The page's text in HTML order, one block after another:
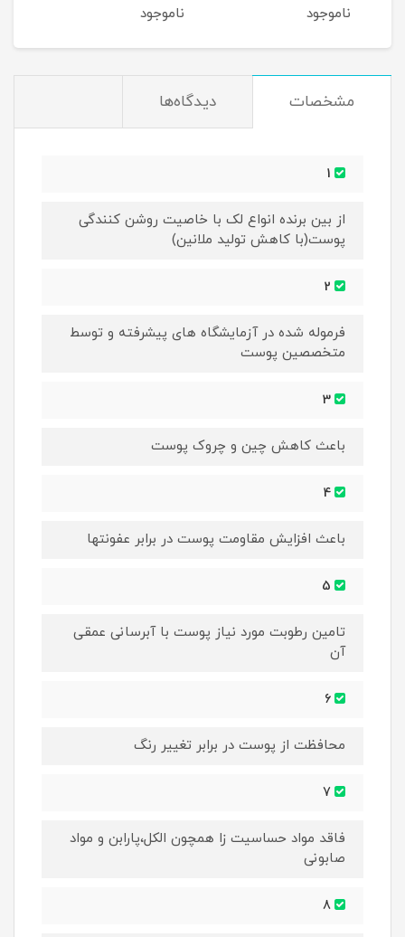
خشک حجم 250ML
ناموجود ناموجود
مشخصات دیدگاه‌ها
از بین برنده انواع لک با خاصیت روشن کنندگی
پوست(با کاهش تولید ملانین)
فرموله شده در آزمایشگاه های پیشرفته و توسط
متخصصین پوست
باعث کاهش چین و چروک پوست
باعث افزایش مقاومت پوست در برابر عفونتها
تامین رطوبت مورد نیاز پوست با آبرسانی عمقی
آن
محافظت از پوست در برابر تغییر رنگ
فاقد مواد حساسیت زا همچون الکل،پارابن و مواد
صابونی